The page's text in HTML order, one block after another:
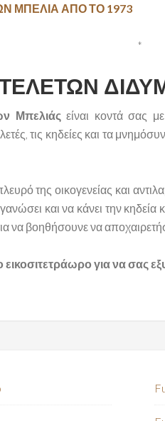
ΜΠΕΛΙΑ ΑΠΟ ΤΟ 1973
Μπελιάς είναι κοντά σας
τις κηδείες και τα
της οικογενείας και
και να κάνει την κηδεία
να βοηθήσουνε να
εικοσιτετράωρο για να σας